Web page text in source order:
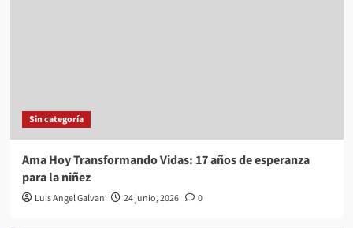
Sin categoría
Ama Hoy Transformando Vidas: 17 años de esperanza
para la niñez
Luis Angel Galvan 24 junio, 2026 0